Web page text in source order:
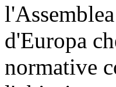
d'Europa
normative